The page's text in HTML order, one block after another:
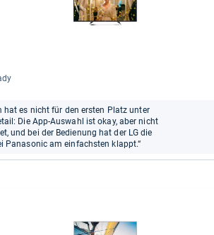
hat es nicht für den ersten Platz unter
Die App-Auswahl ist okay, aber nicht
und bei der Bedienung hat der LG die
Panasonic am einfachsten klappt.“